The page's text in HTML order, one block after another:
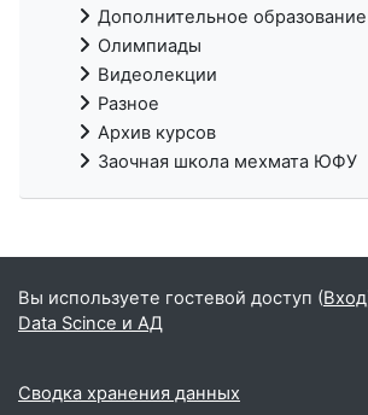
Дополнительное образование
Олимпиады
Видеолекции
Разное
Архив курсов
Заочная школа мехмата ЮФУ
Вы используете гостевой доступ (Вход
Data Scince и АД
Сводка хранения данных